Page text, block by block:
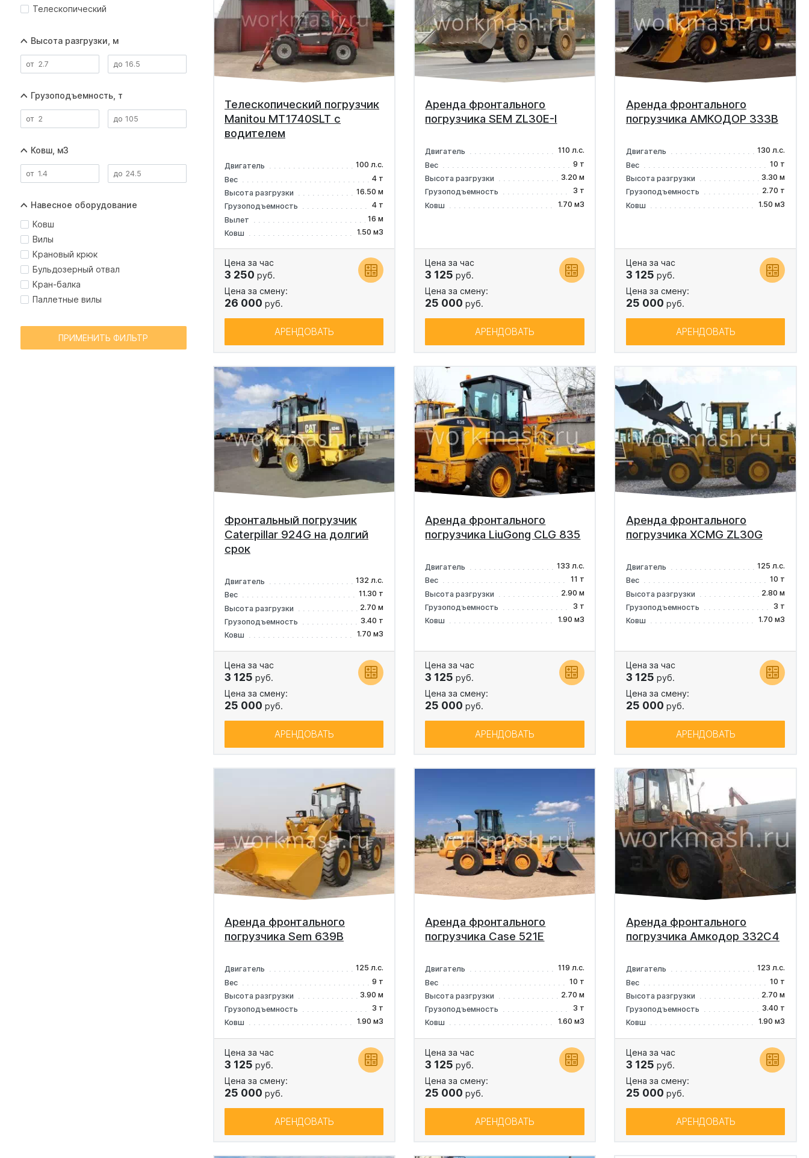
Телескопический
Высота разгрузки, м
Грузоподъемность, т
Ковш, м3
Навесное оборудование
Ковш
Вилы
Крановый крюк
Бульдозерный отвал
Кран-балка
Паллетные вилы
ПРИМЕНИТЬ ФИЛЬТР
Телескопический погрузчик
Manitou MT1740SLT с
водителем
Двигатель
100 л.с.
Вес
4 т
Высота разгрузки
16.50 м
Грузоподъемность
4 т
Вылет
16 м
Ковш
1.50 м3
Цена за час
3 250 руб.
Цена за смену:
26 000 руб.
АРЕНДОВАТЬ
Аренда фронтального
погрузчика SEM ZL30E-I
Двигатель
110 л.с.
Вес
9 т
Высота разгрузки
3.20 м
Грузоподъемность
3 т
Ковш
1.70 м3
Цена за час
3 125 руб.
Цена за смену:
25 000 руб.
АРЕНДОВАТЬ
Аренда фронтального
погрузчика АМКОДОР 333В
Двигатель
130 л.с.
Вес
10 т
Высота разгрузки
3.30 м
Грузоподъемность
2.70 т
Ковш
1.50 м3
Цена за час
3 125 руб.
Цена за смену:
25 000 руб.
АРЕНДОВАТЬ
Фронтальный погрузчик
Caterpillar 924G на долгий
срок
Двигатель
132 л.с.
Вес
11.30 т
Высота разгрузки
2.70 м
Грузоподъемность
3.40 т
Ковш
1.70 м3
Цена за час
3 125 руб.
Цена за смену:
25 000 руб.
АРЕНДОВАТЬ
Аренда фронтального
погрузчика LiuGong CLG 835
Двигатель
133 л.с.
Вес
11 т
Высота разгрузки
2.90 м
Грузоподъемность
3 т
Ковш
1.90 м3
Цена за час
3 125 руб.
Цена за смену:
25 000 руб.
АРЕНДОВАТЬ
Аренда фронтального
погрузчика XCMG ZL30G
Двигатель
125 л.с.
Вес
10 т
Высота разгрузки
2.80 м
Грузоподъемность
3 т
Ковш
1.70 м3
Цена за час
3 125 руб.
Цена за смену:
25 000 руб.
АРЕНДОВАТЬ
Аренда фронтального
погрузчика Sem 639B
Двигатель
125 л.с.
Вес
9 т
Высота разгрузки
3.90 м
Грузоподъемность
3 т
Ковш
1.90 м3
Цена за час
3 125 руб.
Цена за смену:
25 000 руб.
АРЕНДОВАТЬ
Аренда фронтального
погрузчика Case 521E
Двигатель
119 л.с.
Вес
10 т
Высота разгрузки
2.70 м
Грузоподъемность
3 т
Ковш
1.60 м3
Цена за час
3 125 руб.
Цена за смену:
25 000 руб.
АРЕНДОВАТЬ
Аренда фронтального
погрузчика Амкодор 332C4
Двигатель
123 л.с.
Вес
10 т
Высота разгрузки
2.70 м
Грузоподъемность
3.40 т
Ковш
1.90 м3
Цена за час
3 125 руб.
Цена за смену:
25 000 руб.
АРЕНДОВАТЬ